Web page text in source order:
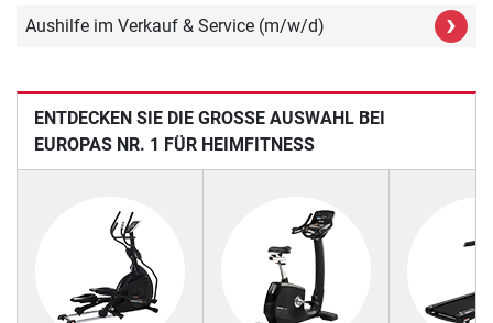
Aushilfe im Verkauf & Service (m/w/d) ›
ENTDECKEN SIE DIE GROSSE AUSWAHL BEI E
UROPAS NR. 1 FÜR HEIMFITNESS